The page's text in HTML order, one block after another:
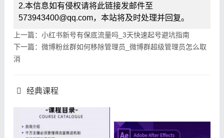
2.本信息如有侵权请将此链接发邮件至
573943400@qq.com，本站将及时处理并回复。
上一篇：小红书新号有保底流量吗_3天快速起号避坑指南
下一篇：微博粉丝群如何移除管理员_微博群超级管理员怎么取
消
经典课程